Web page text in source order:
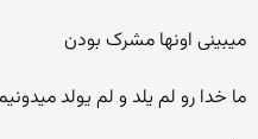
میبینی اونها مشرک بودن
ما خدا رو لم یلد و لم یولد